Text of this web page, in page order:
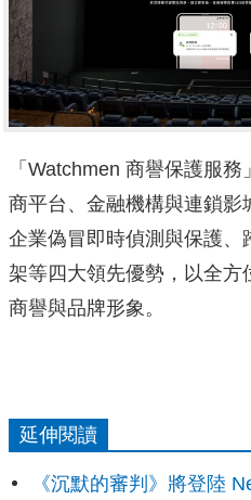
「Watchmen 商譽保護服
商平台、金融機構與連鎖影
企業偽冒即時偵測與保護
架等四大領先優勢，以全方
商譽與品牌形象。
延伸閱讀
《沉默的審判》將登陸